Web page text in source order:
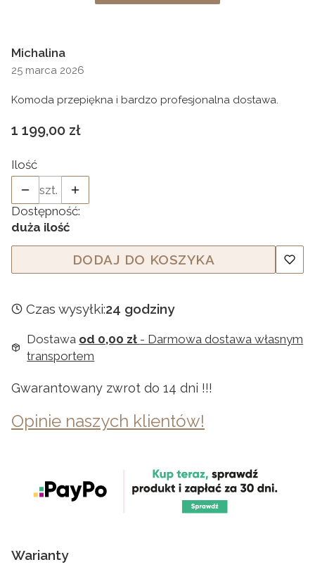
Michalina
25 marca 2026
Komoda przepiękna i bardzo profesjonalna dostawa.
Cena
1 199,00 zł
Ilość
szt.
Dostępność:
duża ilość
DODAJ DO KOSZYKA
Czas wysyłki:24 godziny
Dostawa od 0,00 zł - Darmowa dostawa własnym
transportem
Gwarantowany zwrot do 14 dni !!!
Opinie naszych klientów!
Warianty